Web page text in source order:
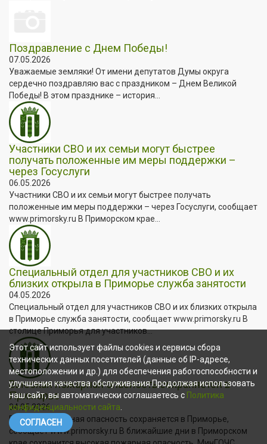
Поздравление с Днем Победы!
07.05.2026
Уважаемые земляки! От имени депутатов Думы округа
сердечно поздравляю вас с праздником – Днем Великой
Победы! В этом празднике – история...
Участники СВО и их семьи могут быстрее
получать положенные им меры поддержки –
через Госуслуги
06.05.2026
Участники СВО и их семьи могут быстрее получать
положенные им меры поддержки – через Госуслуги, сообщает
www.primorsky.ru В Приморском крае...
Специальный отдел для участников СВО и их
близких открыла в Приморье служба занятости
04.05.2026
Специальный отдел для участников СВО и их близких открыла
в Приморье служба занятости, сообщает www.primorsky.ru В
столице Приморья для участников...
Высокая пожарная опасность сохраняется в
Приморье
04.05.2026
Высокая пожарная опасность сохраняется в Приморье,
сообщает www.primorsky.ru В ближайшие дни в Приморском
Этот сайт использует файлы cookies и сервисы сбора
технических данных посетителей (данные об IP-адресе,
местоположении и др.) для обеспечения работоспособности и
улучшения качества обслуживания.Продолжая использовать
наш сайт, вы автоматически соглашаетесь с Политика
конфиденциальности сайта
СОГЛАСЕН